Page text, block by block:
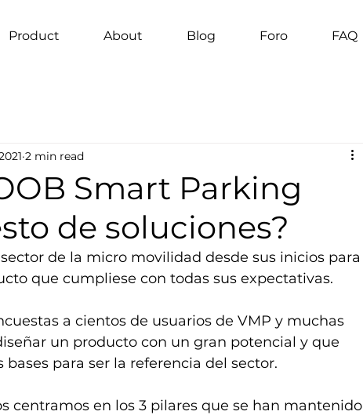
Product About Blog Foro FAQ
Smart Parking
de soluciones?
2 min read
de la micro movilidad desde sus inicios para
que cumpliese con todas sus expectativas.
a cientos de usuarios de VMP y muchas
un producto con un gran potencial y que
para ser la referencia del sector.
centramos en los 3 pilares que se han mantenido